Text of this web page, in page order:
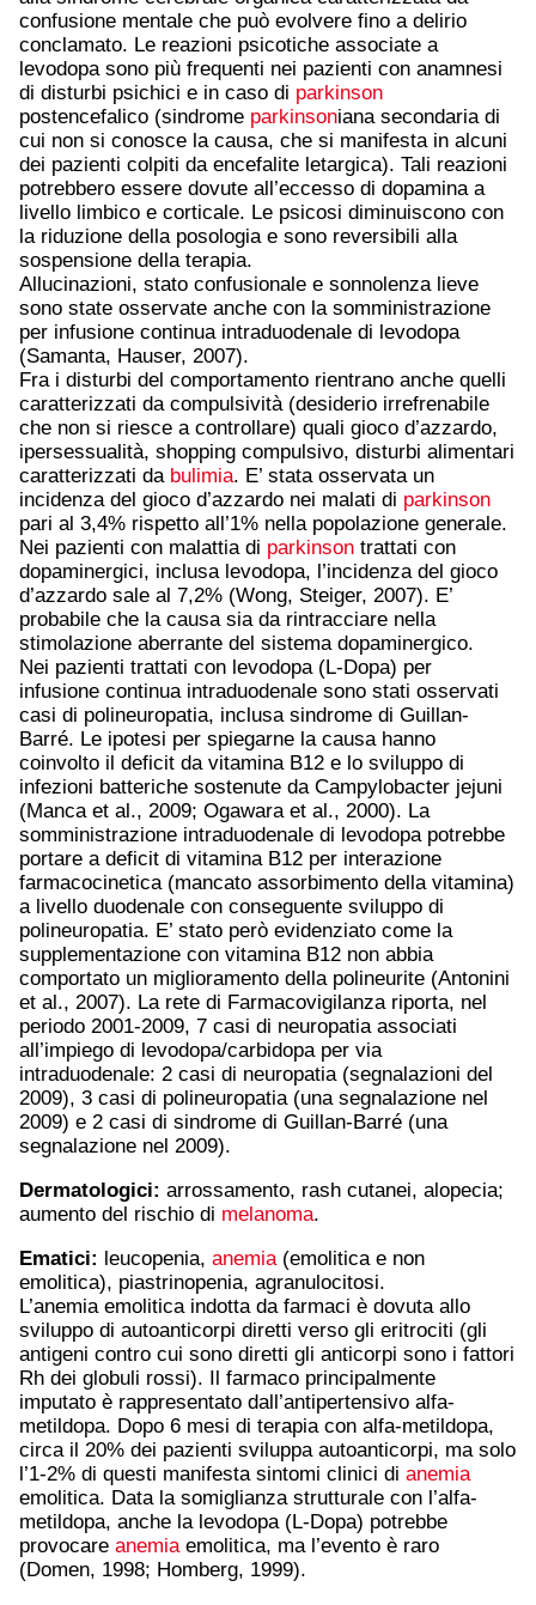
confusione mentale che può evolvere fino a delirio
conclamato. Le reazioni psicotiche associate a
levodopa sono più frequenti nei pazienti con anamnesi
di disturbi psichici e in caso di parkinson
postencefalico (sindrome parkinsoniana secondaria di
cui non si conosce la causa, che si manifesta in alcuni
dei pazienti colpiti da encefalite letargica). Tali reazioni
potrebbero essere dovute all’eccesso di dopamina a
livello limbico e corticale. Le psicosi diminuiscono con
la riduzione della posologia e sono reversibili alla
sospensione della terapia.
Allucinazioni, stato confusionale e sonnolenza lieve
sono state osservate anche con la somministrazione
per infusione continua intraduodenale di levodopa
(Samanta, Hauser, 2007).
Fra i disturbi del comportamento rientrano anche quelli
caratterizzati da compulsività (desiderio irrefrenabile
che non si riesce a controllare) quali gioco d’azzardo,
ipersessualità, shopping compulsivo, disturbi alimentari
caratterizzati da bulimia. E’ stata osservata un
incidenza del gioco d’azzardo nei malati di parkinson
pari al 3,4% rispetto all’1% nella popolazione generale.
Nei pazienti con malattia di parkinson trattati con
dopaminergici, inclusa levodopa, l’incidenza del gioco
d’azzardo sale al 7,2% (Wong, Steiger, 2007). E’
probabile che la causa sia da rintracciare nella
stimolazione aberrante del sistema dopaminergico.
Nei pazienti trattati con levodopa (L-Dopa) per
infusione continua intraduodenale sono stati osservati
casi di polineuropatia, inclusa sindrome di Guillan-
Barré. Le ipotesi per spiegarne la causa hanno
coinvolto il deficit da vitamina B12 e lo sviluppo di
infezioni batteriche sostenute da Campylobacter jejuni
(Manca et al., 2009; Ogawara et al., 2000). La
somministrazione intraduodenale di levodopa potrebbe
portare a deficit di vitamina B12 per interazione
farmacocinetica (mancato assorbimento della vitamina)
a livello duodenale con conseguente sviluppo di
polineuropatia. E’ stato però evidenziato come la
supplementazione con vitamina B12 non abbia
comportato un miglioramento della polineurite (Antonini
et al., 2007). La rete di Farmacovigilanza riporta, nel
periodo 2001-2009, 7 casi di neuropatia associati
all’impiego di levodopa/carbidopa per via
intraduodenale: 2 casi di neuropatia (segnalazioni del
2009), 3 casi di polineuropatia (una segnalazione nel
2009) e 2 casi di sindrome di Guillan-Barré (una
segnalazione nel 2009).
Dermatologici: arrossamento, rash cutanei, alopecia;
aumento del rischio di melanoma.
Ematici: leucopenia, anemia(emolitica e non
emolitica), piastrinopenia, agranulocitosi.
L’anemia emolitica indotta da farmaci è dovuta allo
sviluppo di autoanticorpi diretti verso gli eritrociti (gli
antigeni contro cui sono diretti gli anticorpi sono i fattori
Rh dei globuli rossi). Il farmaco principalmente
imputato è rappresentato dall’antipertensivo alfa-
metildopa. Dopo 6 mesi di terapia con alfa-metildopa,
circa il 20% dei pazienti sviluppa autoanticorpi, ma solo
l’1-2% di questi manifesta sintomi clinici di anemia
emolitica. Data la somiglianza strutturale con l’alfa-
metildopa, anche la levodopa (L-Dopa) potrebbe
provocare anemiaemolitica, ma l’evento è raro
(Domen, 1998; Homberg, 1999).